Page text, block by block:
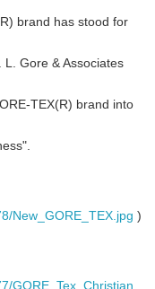
brand has stood for
L. Gore & Associates
TEX(R) brand into
New_GORE_TEX.jpg )
GORE_Tex_Christian_